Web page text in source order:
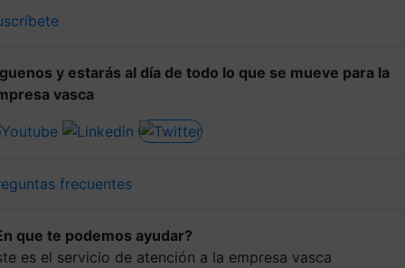
y estarás al día de todo lo que se mueve para la
vasca
frecuentes
que te podemos ayudar?
es el servicio de atención a la empresa vasca